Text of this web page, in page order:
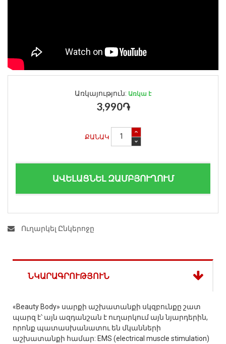
Առկայություն: Առկա է
3,990֏
ՔԱՆԱԿ
ԱՎԵԼԱՑՆԵԼ ԶԱՄԲՅՈՒՂՈՒՄ
Ուղարկել Ընկերոջը
ՆԿԱՐԱԳՐՈՒԹՅՈՒՆ
«Beauty Body» սարքի աշխատանքի սկզբունքը շատ
պարզ է՝ այն ազդանշան է ուղարկում այն նյարդերին,
որոնք պատասխանատու են մկանների
աշխատանքի համար: EMS (electrical muscle stimulation)